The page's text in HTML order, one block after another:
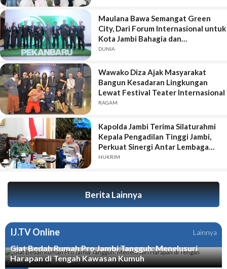
Maulana Bawa Semangat Green
City, Dari Forum Internasional untuk
Kota Jambi Bahagia dan
Berkelanjutan
DUNIA
Wawako Diza Ajak Masyarakat
Bangun Kesadaran Lingkungan
Lewat Festival Teater Internasional
RAGAM
Kapolda Jambi Terima Silaturahmi
Kepala Pengadilan Tinggi Jambi,
Perkuat Sinergi Antar Lembaga
Penegak Hukum
HUKRIM
Berita Lainnya
IJ.TV Online Lainnya
Giat Bedah Rumah Pro Jambi Tangguh: Menelusuri
Harapan di Tengah Kawasan Kumuh